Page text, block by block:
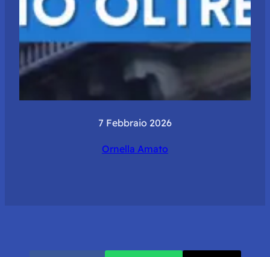
7 Febbraio 2026
Ornella Amato